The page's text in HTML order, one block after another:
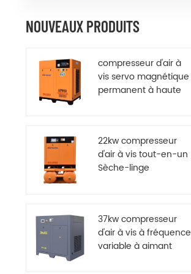
NOUVEAUX PRODUITS
compresseur d'air à
vis servo magnétique
permanent à haute
22kw compresseur
d'air à vis tout-en-un
Sèche-linge
37kw compresseur
d'air à vis à fréquence
variable à aimant